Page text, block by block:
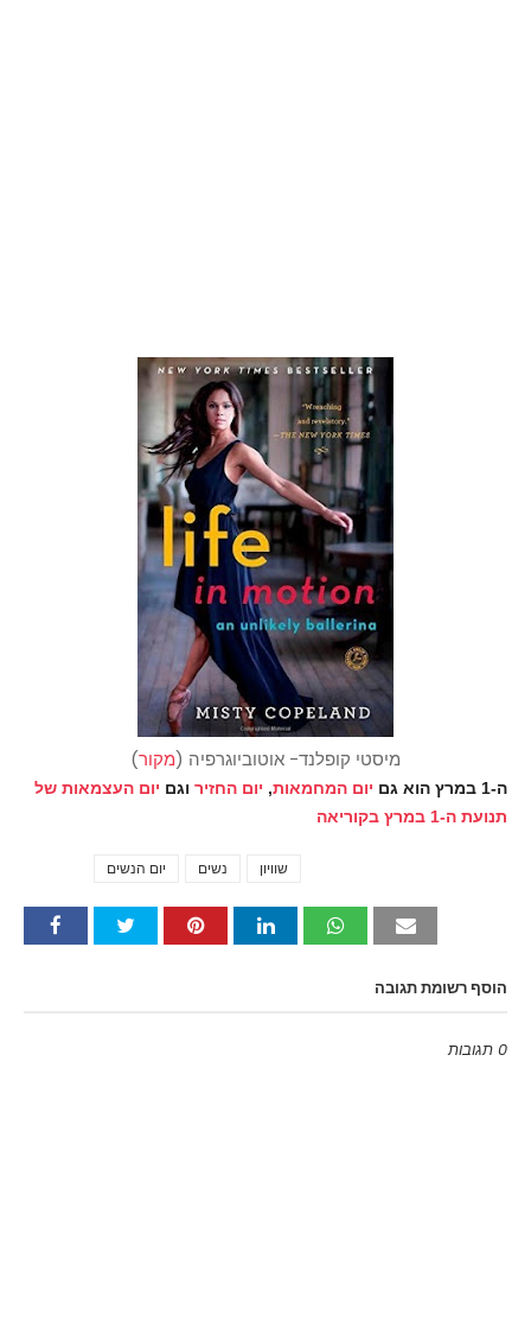
מיסטי קופלנד- אוטוביוגרפיה (מקור)
ה-1 במרץ הוא גם יום המחמאות, יום החזיר וגם יום העצמאות של
תנועת ה-1 במרץ בקוריאה
יום הנשים נשים שוויון
הוסף רשומת תגובה
0 תגובות